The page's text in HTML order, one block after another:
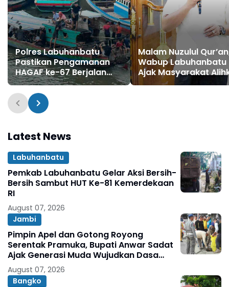
Polres Labuhanbatu
Pastikan Pengamanan
HAGAF ke-67 Berjalan
Aman dan Lancar di
Kualuh Selatan
Malam Nuzulul
Wabup Labuhanbatu
Ajak Masyarakat
Gadget ke Mushaf
Latest News
Labuhanbatu
Pemkab Labuhanbatu Gelar Aksi Bersih-
Bersih Sambut HUT Ke-81 Kemerdekaan
RI
August 07, 2026
Jambi
Pimpin Apel dan Gotong Royong
Serentak Pramuka, Bupati Anwar Sadat
Ajak Generasi Muda Wujudkan Dasa
Darma Melalui Aksi Nyata Peduli
Lingkungan
August 07, 2026
Bangko